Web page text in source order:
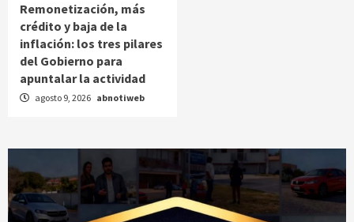
Remonetización, más
crédito y baja de la
inflación: los tres pilares
del Gobierno para
apuntalar la actividad
agosto 9, 2026 abnotiweb